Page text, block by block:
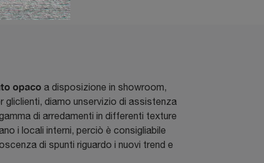
opaco a disposizione in showroom,
diamo unservizio di assistenza
di arredamenti in differenti texture
i locali interni, perciò è consigliabile
di spunti riguardo i nuovi trend e